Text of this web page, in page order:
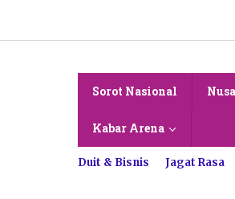
konten
Sorot Nasional
Kabar Arena
Duit & Bisnis Jagat Rasa